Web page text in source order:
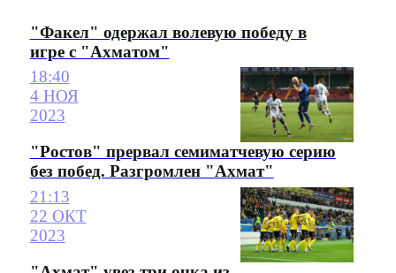
"Факел" одержал волевую победу в
игре с "Ахматом"
18:40
4 НОЯ
2023
"Ростов" прервал семиматчевую серию
без побед. Разгромлен "Ахмат"
21:13
22 ОКТ
2023